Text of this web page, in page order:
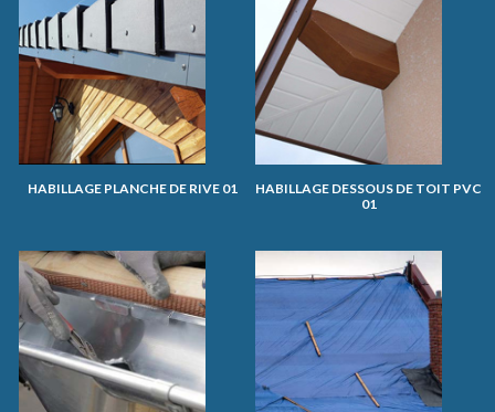
HABILLAGE PLANCHE DE RIVE 01
HABILLAGE DESSOUS DE TOIT PVC
01